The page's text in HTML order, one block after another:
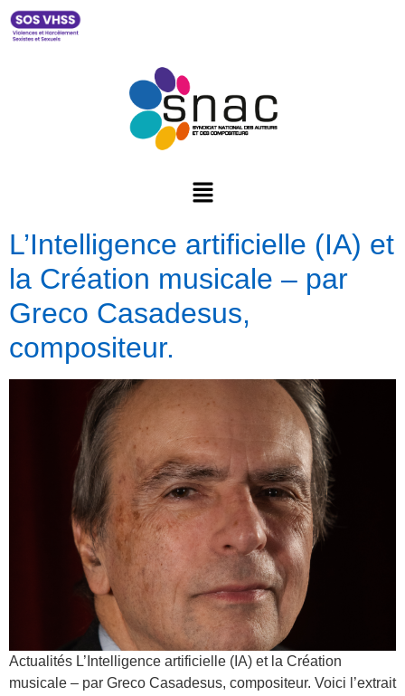
L’Intelligence artificielle (IA) et
la Création musicale – par
Greco Casadesus,
compositeur.
Actualités L’Intelligence artificielle (IA) et la Création
musicale – par Greco Casadesus, compositeur. Voici l’extrait